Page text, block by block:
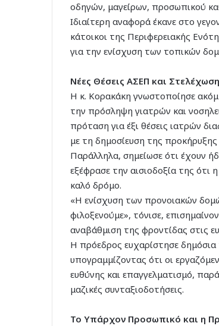
οδηγών, μαγείρων, προσωπικού
Ιδιαίτερη αναφορά έκανε στο
κάτοικοι της Περιφερειακής
για την ενίσχυση των τοπικών
Νέες Θέσεις ΑΣΕΠ και
Η κ. Κορακάκη γνωστοποίησε
την πρόσληψη γιατρών και
πρόταση για έξι θέσεις ιατρών
με τη δημοσίευση της
Παράλληλα, σημείωσε ότι έχουν
εξέφρασε την αισιοδοξία της
καλό δρόμο.
«Η ενίσχυση των προνοιακών
φιλοξενούμε», τόνισε,
αναβάθμιση της φροντίδας στις
Η πρόεδρος ευχαρίστησε
υπογραμμίζοντας ότι οι
ευθύνης και επαγγελματισμό,
μαζικές συνταξιοδοτήσεις.
Το Υπάρχον Προσωπικό και η